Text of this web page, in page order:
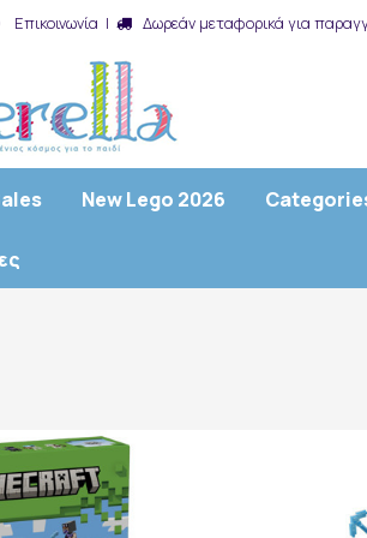
Επικοινωνία | Δωρεάν μεταφορικά για
New Lego 2026